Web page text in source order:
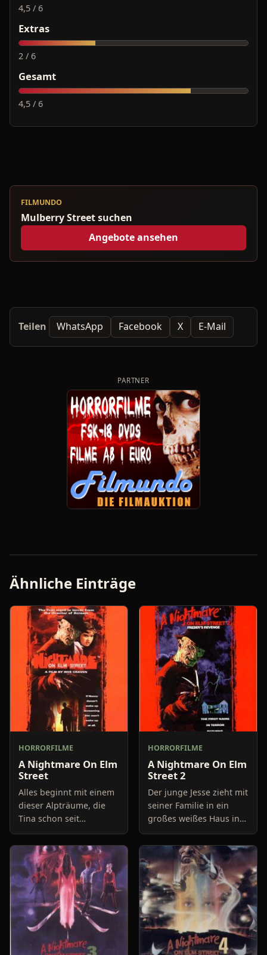
4,5 / 6
Extras
2 / 6
Gesamt
4,5 / 6
FILMUNDO
Mulberry Street suchen
Angebote ansehen
Teilen WhatsApp Facebook X E-Mail
PARTNER
Ähnliche Einträge
HORRORFILME
A Nightmare On Elm
Street
Alles beginnt mit einem
dieser Alpträume, die
Tina schon seit
längerem quälen. Sie
flieht in einem
Fabrikkeller vor dem
mysteriösen Mann, der
ihr offensich
HORRORFILME
A Nightmare On Elm
Street 2
Der junge Jesse zieht mit
seiner Familie in ein
großes weißes Haus in
der Elm-Street, ohne zu
ahnen, was sich vor
einigen Jahren hier
abgespielt hat. Nachts